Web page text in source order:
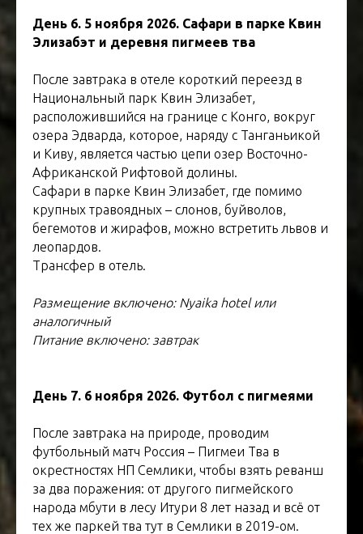
День 6. 5 ноября 2026. Сафари в парке Квин
Элизабэт и деревня пигмеев тва
После завтрака в отеле короткий переезд в
Национальный парк Квин Элизабет,
расположившийся на границе с Конго, вокруг
озера Эдварда, которое, наряду с Танганьикой
и Киву, является частью цепи озер Восточно-
Африканской Рифтовой долины.
Сафари в парке Квин Элизабет, где помимо
крупных травоядных – слонов, буйволов,
бегемотов и жирафов, можно встретить львов и
леопардов.
Трансфер в отель.
Размещение включено: Nyaika hotel или
аналогичный
Питание включено: завтрак
День 7. 6 ноября 2026. Футбол с пигмеями
После завтрака на природе, проводим
футбольный матч Россия – Пигмеи Тва в
окрестностях НП Семлики, чтобы взять реванш
за два поражения: от другого пигмейского
народа мбути в лесу Итури 8 лет назад и всё от
тех же паркей тва тут в Семлики в 2019-ом.